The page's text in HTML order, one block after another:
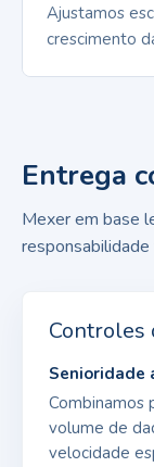
Ajustamos
crescimento
Entrega
Mexer em base
Controles
Senioridade
Combinamos
volume de
velocidade